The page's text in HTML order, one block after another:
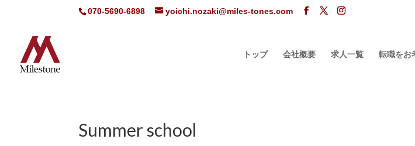
070-5690-6898 yoichi.nozaki@miles-tones.com
トップ 会社概要 求人一覧 転職をお
Summer school